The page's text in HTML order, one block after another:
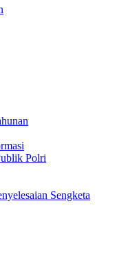
Polri
Sengketa